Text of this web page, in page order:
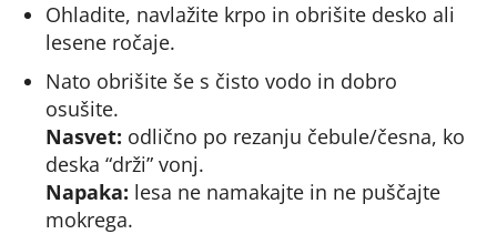
Ohladite, navlažite krpo in obrišite desko ali
lesene ročaje.
Nato obrišite še s čisto vodo in dobro
osušite.
Nasvet: odlično po rezanju čebule/česna, ko
deska “drži” vonj.
Napaka: lesa ne namakajte in ne puščajte
mokrega.